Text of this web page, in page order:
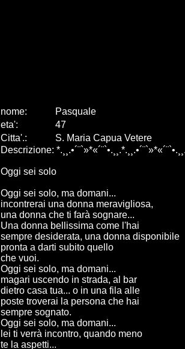
nome:
Pasquale
eta':
47
Citta'.:
S. Maria Capua Vetere
Descrizione:
Oggi sei solo
Oggi sei solo, ma domani...
incontrerai una donna meravigliosa,
una donna che ti farà sognare...
Una donna bellissima come l'hai
sempre desiderata, una donna disponibile
pronta a darti subito quello
che vuoi.
Oggi sei solo, ma domani...
magari uscendo in strada, al bar
dietro casa tua... o in una fila alle
poste troverai la persona che hai
sempre sognato.
Oggi sei solo, ma domani...
lei ti verrà incontro, quando meno
te la aspetti...